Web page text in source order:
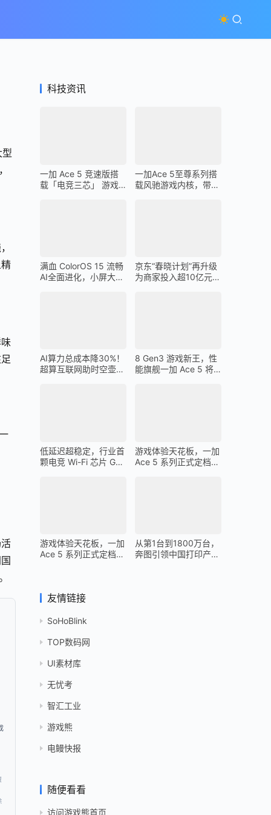
科技资讯
一加 Ace 5 竞速版搭
载「电竞三芯」 游戏
一加Ace 5至尊系列搭
载风驰游戏内核，带来
满血 ColorOS 15 流畅
AI全面进化，小屏大魔
京东“春晓计划”再升级
为商家投入超10亿元广
AI算力总成本降30%！
超算互联网助时空壶高
8 Gen3 游戏新王，性
能旗舰一加 Ace 5 将
低延迟超稳定，行业首
颗电竞 Wi-Fi 芯片 G1
游戏体验天花板，一加
Ace 5 系列正式定档
游戏体验天花板，一加
Ace 5 系列正式定档
从第1台到1800万台，
奔图引领中国打印产业
友情链接
SoHoBlink
TOP数码网
UI素材库
无忧考
智汇工业
游戏熊
电鳗快报
随便看看
访问游戏熊首页